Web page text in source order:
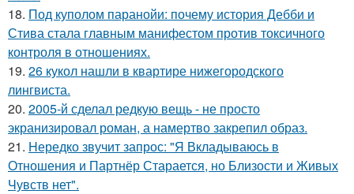
18. Под куполом паранойи: почему история Дебби и
Стива стала главным манифестом против токсичного
контроля в отношениях.
19. 26 кукол нашли в квартире нижегородского
лингвиста.
20. 2005-й сделал редкую вещь - не просто
экранизировал роман, а намертво закрепил образ.
21. Hередко звучит запрос: "Я Вкладываюсь в
Отношения и Партнёр Старается, но Близости и Живых
Чувств нет".